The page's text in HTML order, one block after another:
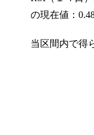
の現在値：
当区間内で得